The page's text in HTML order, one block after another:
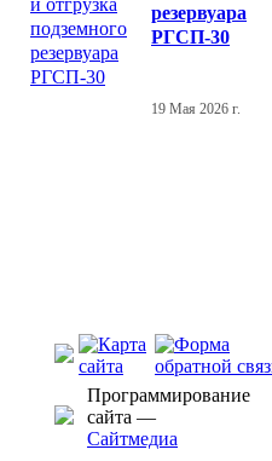
резервуара
РГСП-30
19 Мая 2026 г.
Программирование
сайта —
Сайтмедиа